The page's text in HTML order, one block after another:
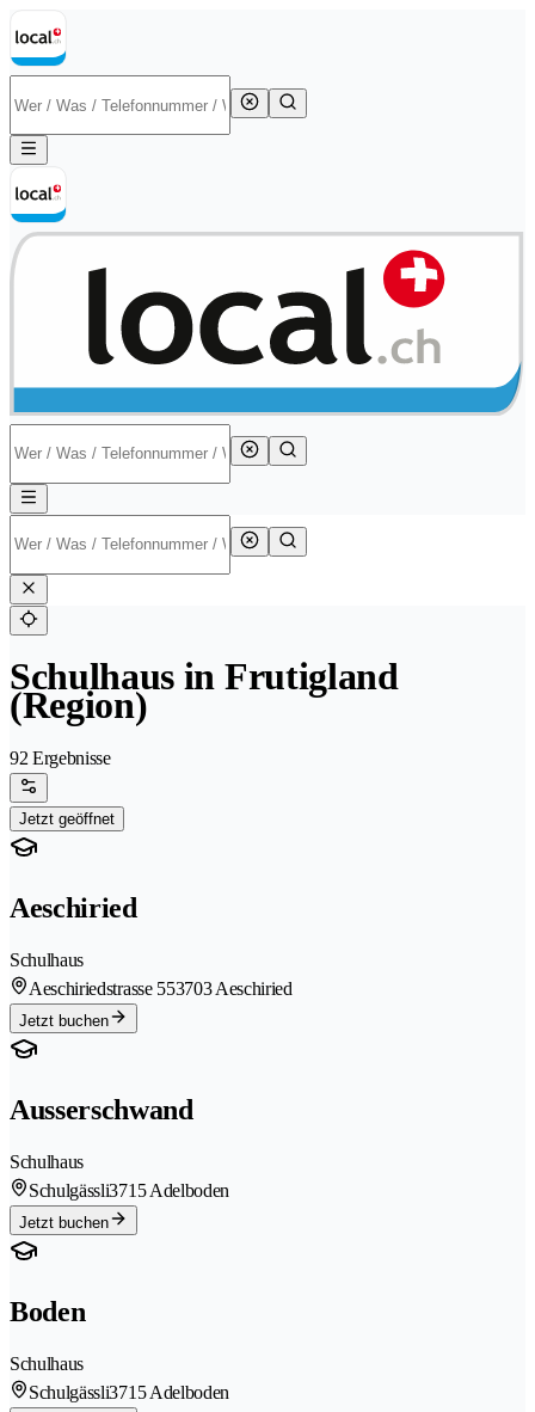
Schulhaus in Frutigland
(Region)
92 Ergebnisse
Jetzt geöffnet
Aeschiried
Schulhaus
Aeschiriedstrasse 553703 Aeschiried
Jetzt buchen
Ausserschwand
Schulhaus
Schulgässli3715 Adelboden
Jetzt buchen
Boden
Schulhaus
Schulgässli3715 Adelboden